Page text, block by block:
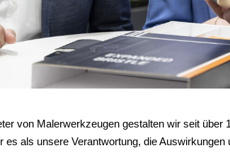
von Malerwerkzeugen gestalten wir seit
es als unsere Verantwortung, die